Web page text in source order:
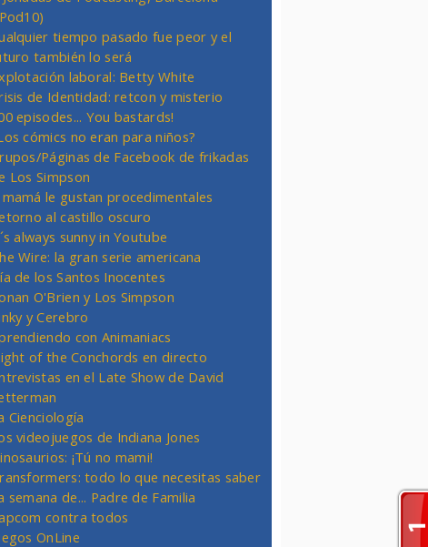
tiempo pasado fue peor y el
también lo será
laboral: Betty White
de Identidad: retcon y misterio
episodes... You bastards!
cómics no eran para niños?
Páginas de Facebook de frikadas
Los Simpson
mamá le gustan procedimentales
al castillo oscuro
always sunny in Youtube
Wire: la gran serie americana
de los Santos Inocentes
O'Brien y Los Simpson
y Cerebro
con Animaniacs
of the Conchords en directo
en el Late Show de David
Cienciología
videojuegos de Indiana Jones
¡Tú no mami!
todo lo que necesitas saber
semana de... Padre de Familia
contra todos
OnLine